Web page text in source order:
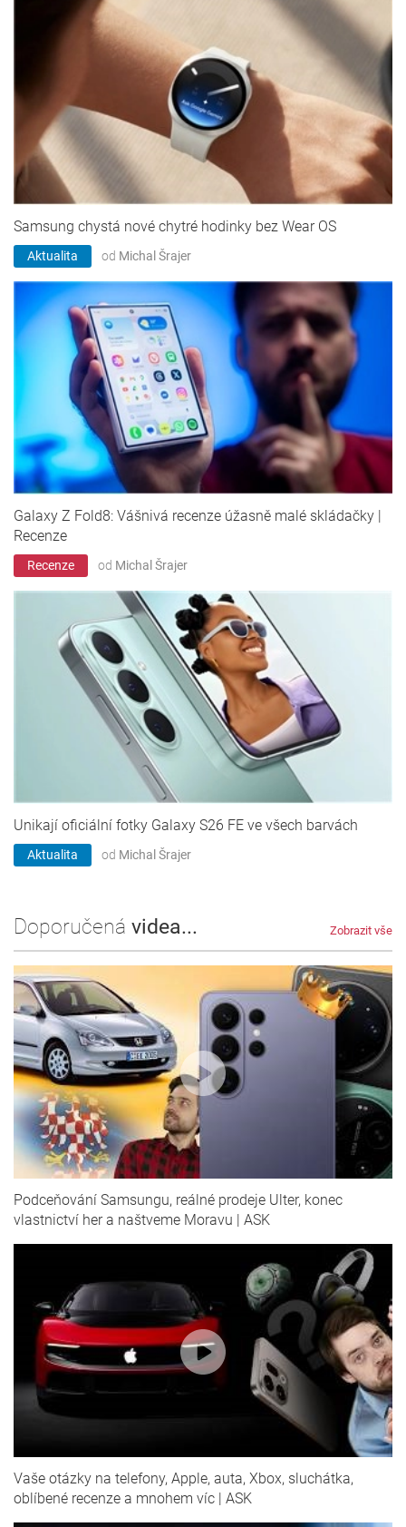
Samsung chystá nové chytré hodinky bez Wear OS
Aktualita od Michal Šrajer
Galaxy Z Fold8: Vášnivá recenze úžasně malé skládačky |
Recenze
Recenze od Michal Šrajer
Unikají oficiální fotky Galaxy S26 FE ve všech barvách
Aktualita od Michal Šrajer
Doporučená videa... Zobrazit vše
Podceňování Samsungu, reálné prodeje Ulter, konec
vlastnictví her a naštveme Moravu | ASK
Vaše otázky na telefony, Apple, auta, Xbox, sluchátka,
oblíbené recenze a mnohem víc | ASK